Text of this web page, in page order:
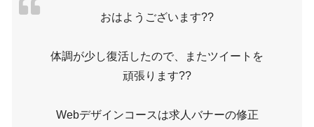
おはようございます??
体調が少し復活したので、またツイートを
頑張ります??
Webデザインコースは求人バナーの修正